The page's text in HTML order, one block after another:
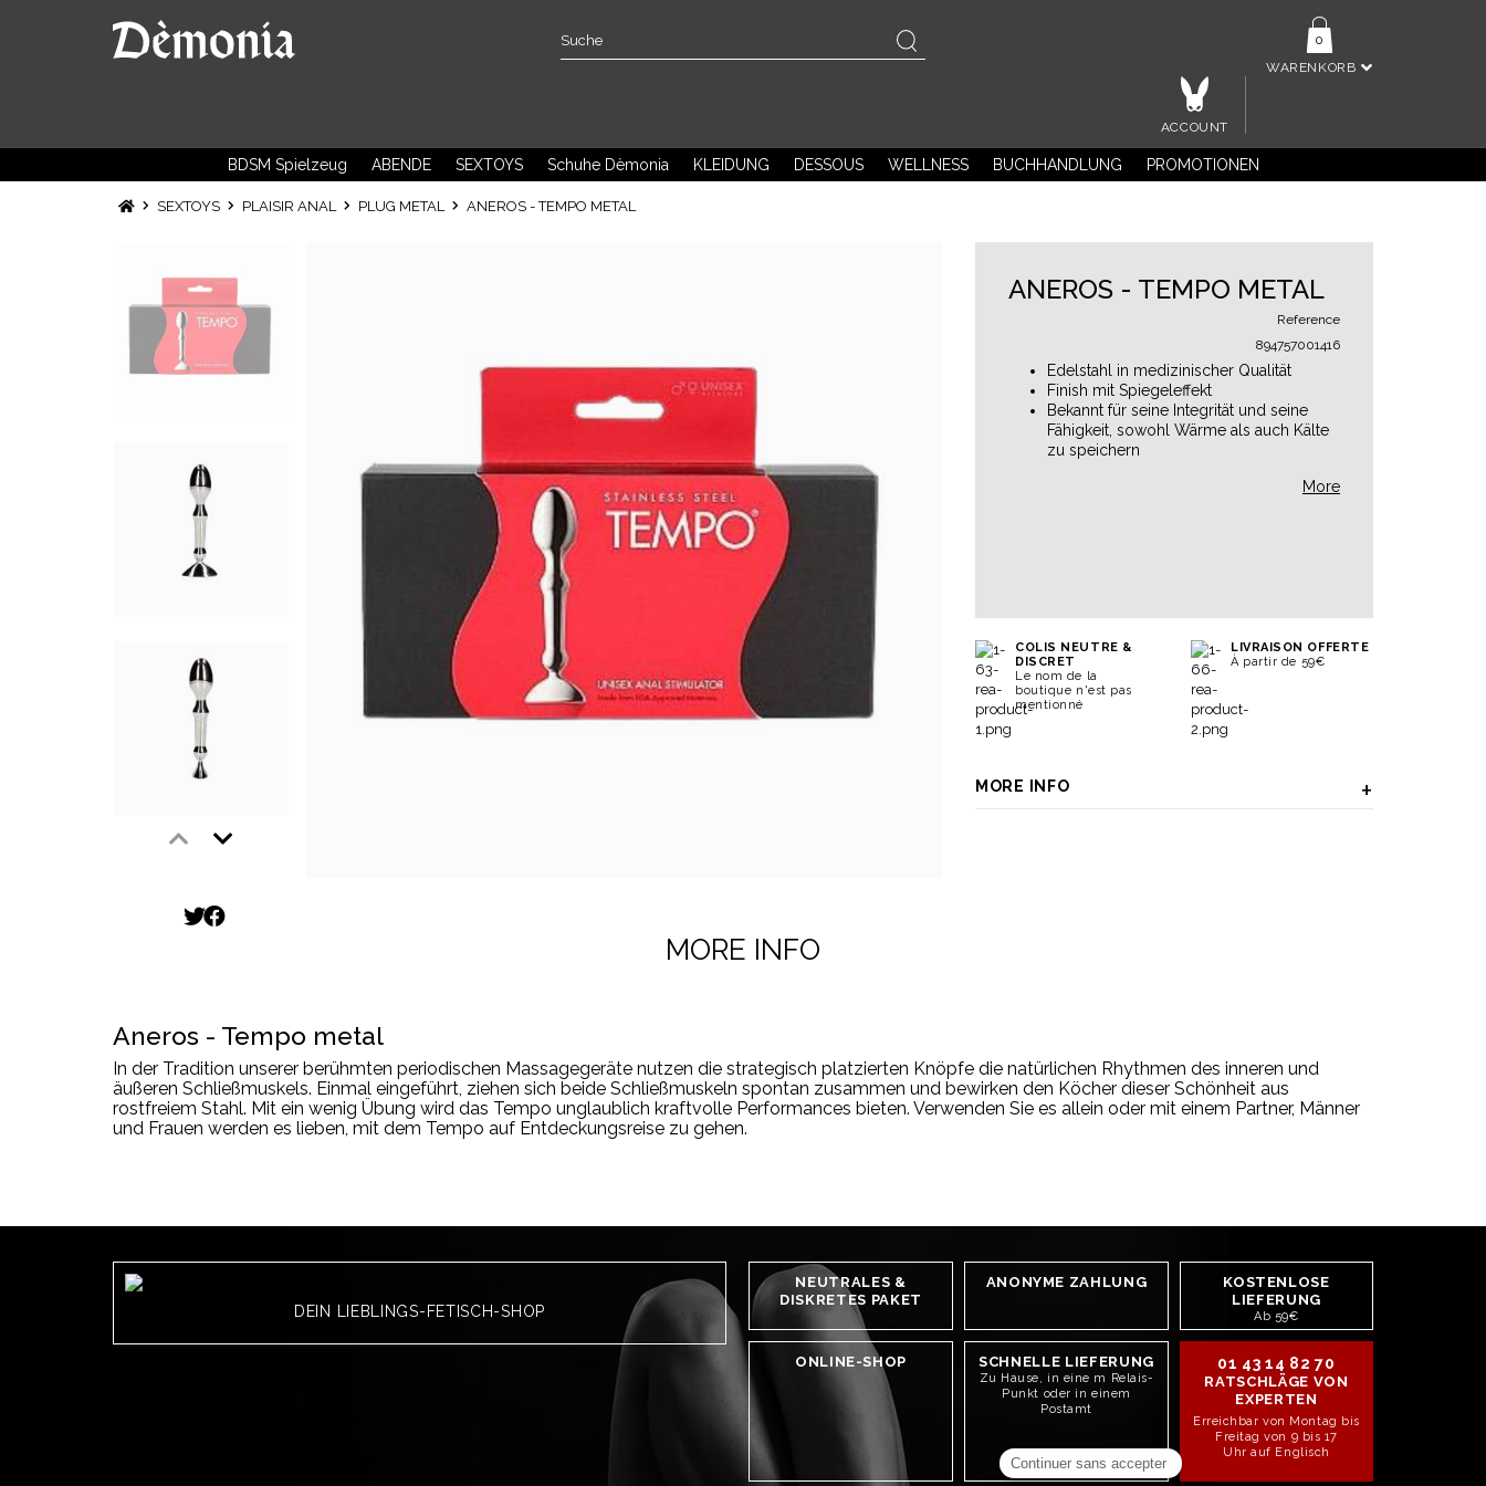
WARENKORB
0
ACCOUNT
BDSM Spielzeug ABENDE SEXTOYS Schuhe Dèmonia KLEIDUNG DESSOUS WELLNESS BUCHHANDLUNG PROMOTIONEN
SEXTOYS PLAISIR ANAL PLUG METAL ANEROS - TEMPO METAL
ANEROS - TEMPO METAL
Reference
894757001416
Edelstahl in medizinischer Qualität
Finish mit Spiegeleffekt
Bekannt für seine Integrität und seine
Fähigkeit, sowohl Wärme als auch Kälte
zu speichern
More
COLIS NEUTRE &
DISCRET
Le nom de la
boutique n'est pas
mentionné
LIVRAISON OFFERTE
À partir de 59€
MORE INFO
MORE INFO
Aneros - Tempo metal
In der Tradition unserer berühmten periodischen Massagegeräte nutzen die strategisch platzierten Knöpfe die natürlichen Rhythmen des inneren und
äußeren Schließmuskels. Einmal eingeführt, ziehen sich beide Schließmuskeln spontan zusammen und bewirken den Köcher dieser Schönheit aus
rostfreiem Stahl. Mit ein wenig Übung wird das Tempo unglaublich kraftvolle Performances bieten. Verwenden Sie es allein oder mit einem Partner, Männer
und Frauen werden es lieben, mit dem Tempo auf Entdeckungsreise zu gehen.
DEIN LIEBLINGS-FETISCH-SHOP
NEUTRALES &
DISKRETES PAKET
ANONYME ZAHLUNG
KOSTENLOSE
LIEFERUNG
Ab 59€
ONLINE-SHOP SCHNELLE LIEFERUNG
Zu Hause, in eine m Relais-
Punkt oder in einem
Postamt
01 43 14 82 70
RATSCHLÄGE VON
EXPERTEN
Erreichbar von Montag bis
Freitag von 9 bis 17
Uhr auf Englisch